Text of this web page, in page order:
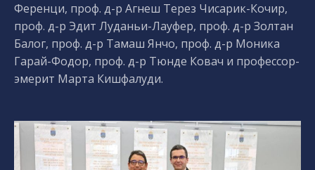
Ференци, проф. д-р Агнеш Терез Чисарик-Кочир,
проф. д-р Эдит Луданьи-Лауфер, проф. д-р Золтан
Балог, проф. д-р Тамаш Янчо, проф. д-р Моника
Гарай-Фодор, проф. д-р Тюнде Ковач и профессор-
эмерит Марта Кишфалуди.